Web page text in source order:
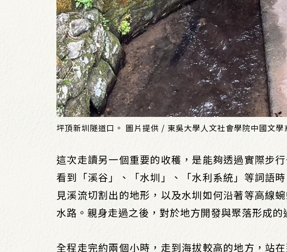
坪頂新圳隧道口。 圖片提供 / 東吳大學人文社會學院中國文學
這次走讀另一個重要的收穫，是能夠透過實際步
看到「溪谷」、「水圳」、「水利系統」等詞語
見溪流切割出的地形，以及水圳如何沿著等高線
水路。親身走過之後，對於地方開發與聚落形成
全程走完約兩個小時，走到海拔較高的地方，站